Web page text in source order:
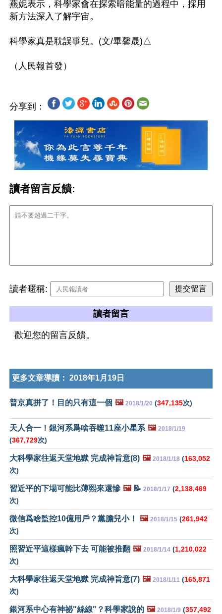
燕妮表示，科學家會在探索暗能量的過程中，採用
新方法深入了解宇宙。
科學家真是耽誤事兒。(文/畢馨晟)△
分享到：
讀者留言反饋:
讀者暱稱:
讀者留言
歡迎您的留言反饋。
更多文章導讀： 2018年1月19日
普京真拼了！目的只有這一個 🖼️ 2018/1/20 (347,135次)
天人合一！銀河系爲啥吞噬11座小星系 🖼️ 2018/1/19
(367,729次)
大科學家往返天堂地獄 完成神旨意(8) 🖼️ 2018/1/18 (163,052
次)
習近平的下場可能比薄熙來還慘 🖼️📝 2018/1/17 (2,138,469
次)
微信爲啥監控10億用戶？黨膽兒小！ 🖼️ 2018/1/15 (261,942
次)
照習近平這樣瘋幹下去 可能被推翻 🖼️ 2018/1/14 (1,210,022
次)
大科學家往返天堂地獄 完成神旨意(7) 🖼️ 2018/1/11 (165,871
次)
銀河系中心有神祕"絲線"？科學家說的 🖼️ 2018/1/9 (357,492